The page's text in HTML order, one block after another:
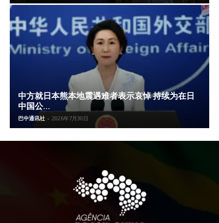
中方就日本熊本地震遇难者表示哀悼 持续为在日
中国公...
巴中通讯社 - 2026年7月30日